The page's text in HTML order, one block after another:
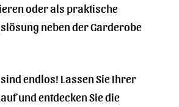
oder als praktische
neben der Garderobe
endlos! Lassen Sie Ihrer
und entdecken Sie die